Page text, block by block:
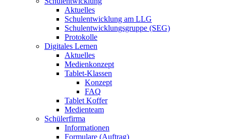
Aktuelles
Schulentwicklung am LLG
Schulentwicklungsgruppe (SEG)
Protokolle
Digitales Lernen
Aktuelles
Medienkonzept
Tablet-Klassen
Konzept
FAQ
Tablet Koffer
Medienteam
Schülerfirma
Informationen
Formulare (Auftrag)